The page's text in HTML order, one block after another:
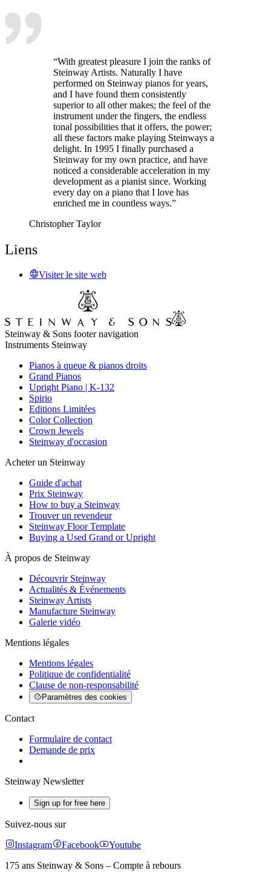
“With greatest pleasure I join the ranks of
Steinway Artists. Naturally I have
performed on Steinway pianos for years,
and I have found them consistently
superior to all other makes; the feel of the
instrument under the fingers, the endless
tonal possibilities that it offers, the power;
all these factors make playing Steinways a
delight. In 1995 I finally purchased a
Steinway for my own practice, and have
noticed a considerable acceleration in my
development as a pianist since. Working
every day on a piano that I love has
enriched me in countless ways.”
Christopher Taylor
Liens
Visiter le site web
Steinway & Sons footer navigation
Instruments Steinway
Pianos à queue & pianos droits
Grand Pianos
Upright Piano | K-132
Spirio
Editions Limitées
Color Collection
Crown Jewels
Steinway d'occasion
Acheter un Steinway
Guide d'achat
Prix Steinway
How to buy a Steinway
Trouver un revendeur
Steinway Floor Template
Buying a Used Grand or Upright
À propos de Steinway
Découvrir Steinway
Actualités & Événements
Steinway Artists
Manufacture Steinway
Galerie vidéo
Mentions légales
Mentions légales
Politique de confidentialité
Clause de non-responsabilité
Paramètres des cookies
Contact
Formulaire de contact
Demande de prix
Steinway Newsletter
Sign up for free here
Suivez-nous sur
Instagram
Facebook
Youtube
175 ans Steinway & Sons – Compte à rebours